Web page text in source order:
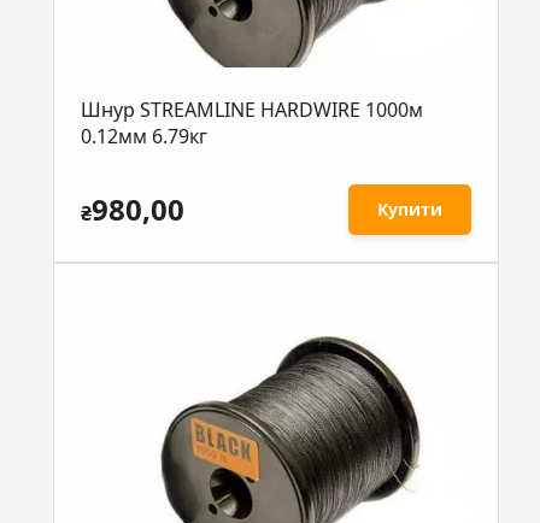
Шнур STREAMLINE HARDWIRE 1000м
0.12мм 6.79кг
₴980,00 Купити